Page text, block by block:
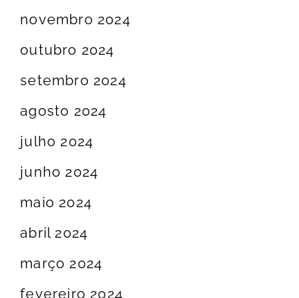
novembro 2024
outubro 2024
setembro 2024
agosto 2024
julho 2024
junho 2024
maio 2024
abril 2024
março 2024
fevereiro 2024